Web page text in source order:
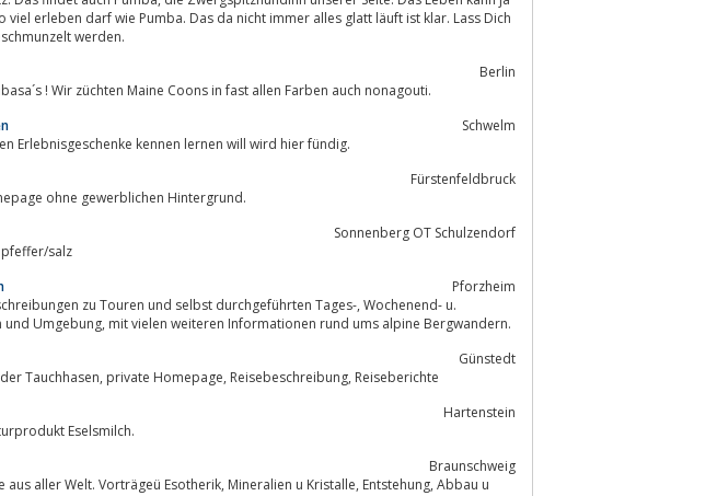
es darf geschmunzelt werden.
Berlin
Simbasa´s ! Wir züchten Maine Coons in fast allen Farben auch nonagouti.
Schwelm
Erlebnisgeschenke kennen lernen will wird hier fündig.
Fürstenfeldbruck
ohne gewerblichen Hintergrund.
Sonnenberg OT Schulzendorf
salz
Pforzheim
zu Touren und selbst durchgeführten Tages-, Wochenend- u.
Mehrtagesausflügen in den Allgäuer Alpen und Umgebung, mit vielen weiteren Informationen rund ums alpine Bergwandern.
Günstedt
Homepage über das Tauchen und Reisen der Tauchhasen, private Homepage, Reisebeschreibung, Reiseberichte
Hartenstein
Eselsmilch.
Braunschweig
Esotherik, Mineralien u Kristalle, Entstehung, Abbau u